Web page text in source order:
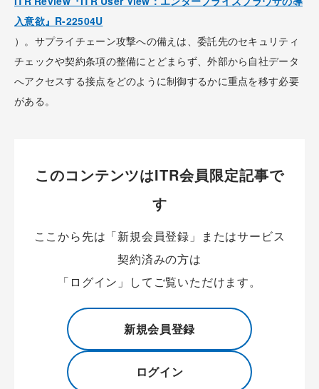
入意欲』R-22504U
）。サプライチェーン攻撃への備えは、委託先のセキュリティ
チェックや契約条項の整備にとどまらず、外部から自社データ
へアクセスする接点をどのように制御するかに重点を移す必要
がある。
このコンテンツはITR会員限定記事で
す
ここから先は「新規会員登録」またはサービス
契約済みの方は
「ログイン」してご覧いただけます。
新規会員登録
ログイン